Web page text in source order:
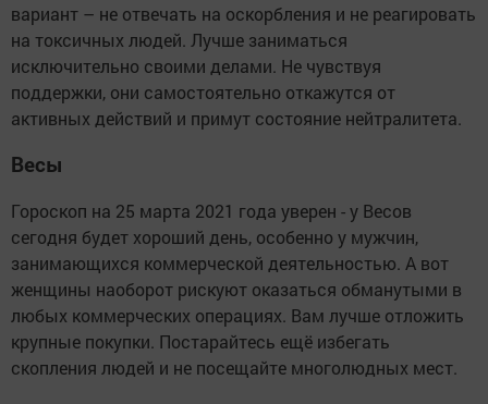
вариант – не отвечать на оскорбления и не реагировать
на токсичных людей. Лучше заниматься
исключительно своими делами. Не чувствуя
поддержки, они самостоятельно откажутся от
активных действий и примут состояние нейтралитета.
Весы
Гороскоп на 25 марта 2021 года уверен - у Весов
сегодня будет хороший день, особенно у мужчин,
занимающихся коммерческой деятельностью. А вот
женщины наоборот рискуют оказаться обманутыми в
любых коммерческих операциях. Вам лучше отложить
крупные покупки. Постарайтесь ещё избегать
скопления людей и не посещайте многолюдных мест.